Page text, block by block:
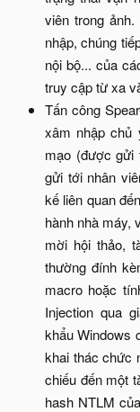
viên trong
nhập, chúng
nội bộ... của
truy cập từ xa
Tấn công
xâm nhập chủ
mạo (được gửi
gửi tới nhân
kế liên quan
hành nhà máy,
mời hội thảo,
thường đính
macro hoặc
Injection qua
khẩu Windows
khai thác chức
chiếu đến một
hash NTLM